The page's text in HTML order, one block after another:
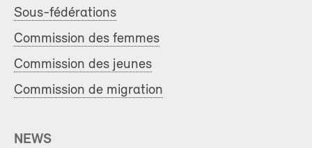
Sous-fédérations
Commission des femmes
Commission des jeunes
Commission de migration
NEWS